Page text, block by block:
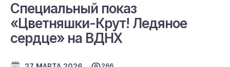
Специальный показ
«Цветняшки-Крут! Ледяное
сердце» на ВДНХ